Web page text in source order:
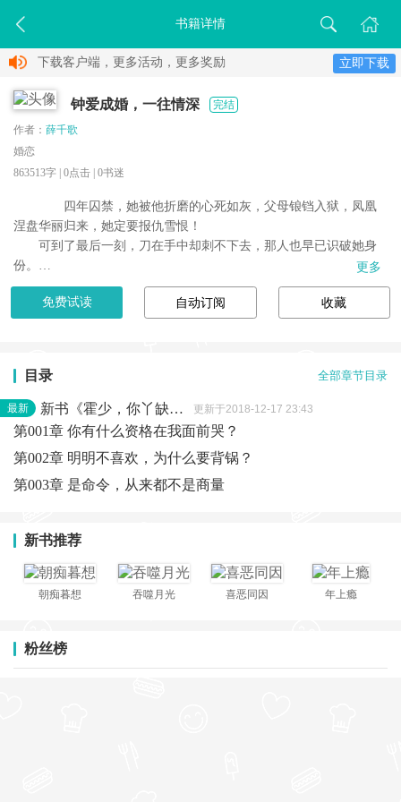
书籍详情
下载客户端，更多活动，更多奖励 立即下载
钟爱成婚，一往情深
完结
作者： 薛千歌
婚恋
863513字 | 0点击 | 0书迷
四年囚禁，她被他折磨的心死如灰，父母锒铛入狱，凤凰
涅盘华丽归来，她定要报仇雪恨！
可到了最后一刻，刀在手中却刺不下去，那人也早已识破她身
份。
当苏笙准备带着儿子离开，霍司霆死皮赖脸的跟在她屁股后
头：“老婆去哪我就跟到哪，你搞得我死去活来身无分文，难道还要
更多
免费试读 自动订阅 收藏
目录 全部章节目录
最新 新书《霍少，你丫缺爱！》进击！ 更新于2018-12-17 23:43
第001章 你有什么资格在我面前哭？
第002章 明明不喜欢，为什么要背锅？
第003章 是命令，从来都不是商量
新书推荐
朝痴暮想 吞噬月光 喜恶同因 年上瘾
粉丝榜